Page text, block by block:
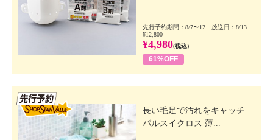
先行予約期間：8/7〜12 放送日：8/13
¥12,800
¥4,980(税込)
61%OFF
長い毛足で汚れをキャッチ
パルスイクロス 薄...